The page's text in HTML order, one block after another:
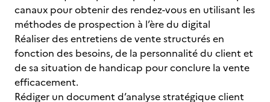
canaux pour obtenir des rendez-vous en utilisant les
méthodes de prospection à l’ère du digital
Réaliser des entretiens de vente structurés en
fonction des besoins, de la personnalité du client et
de sa situation de handicap pour conclure la vente
efficacement.
Rédiger un document d’analyse stratégique client